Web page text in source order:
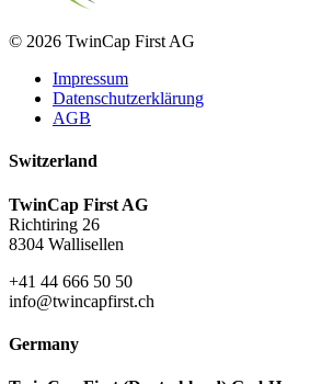
© 2026 TwinCap First AG
Impressum
Datenschutzerklärung
AGB
Switzerland
TwinCap First AG
Richtiring 26
8304 Wallisellen
+41 44 666 50 50
info@twincapfirst.ch
Germany